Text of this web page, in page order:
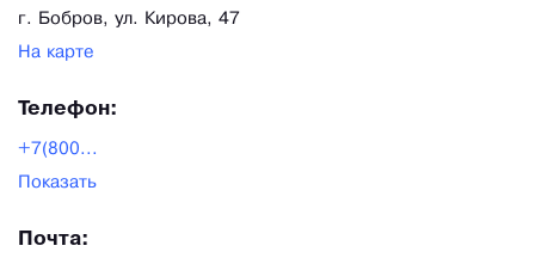
г. Бобров, ул. Кирова, 47
На карте
Телефон:
+7(800...
Показать
Почта: